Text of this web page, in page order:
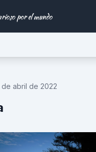
por el mundo
de abril de 2022